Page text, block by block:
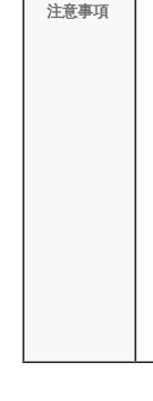
返金および返品
注意事項